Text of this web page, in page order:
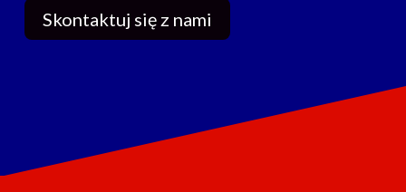
Skontaktuj się z nami